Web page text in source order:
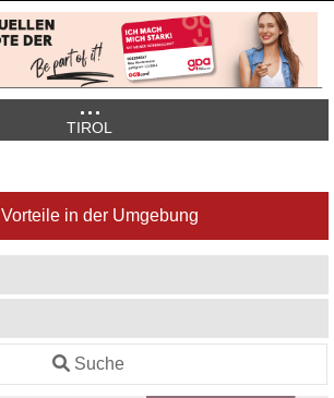
TIROL
Vorteile in der Umgebung
Suche